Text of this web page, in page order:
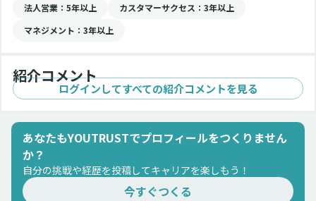
法人営業 ：5年以上 カスタマーサクセス ：3年以上
マネジメント ：3年以上
紹介コメント
ログインしてすべての紹介コメントを見る
あなたもYOUTRUSTでプロフィールをつくりません
か？
自分の挑戦や経歴を投稿してキャリアを楽しもう！
今すぐつくる